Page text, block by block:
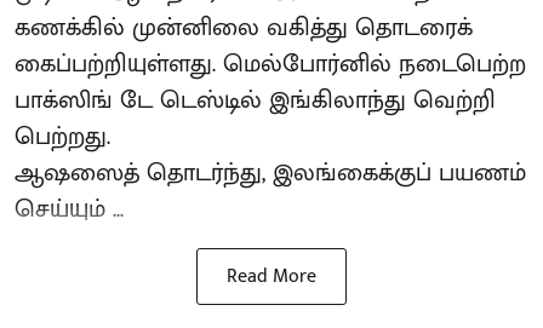
கணக்கில் முன்னிலை வகித்து தொடரைக்
கைப்பற்றியுள்ளது. மெல்போர்னில் நடைபெற்ற
பாக்ஸிங் டே டெஸ்டில் இங்கிலாந்து வெற்றி
பெற்றது.
ஆஷஸைத் தொடர்ந்து, இலங்கைக்குப் பயணம்
செய்யும் ...
Read More